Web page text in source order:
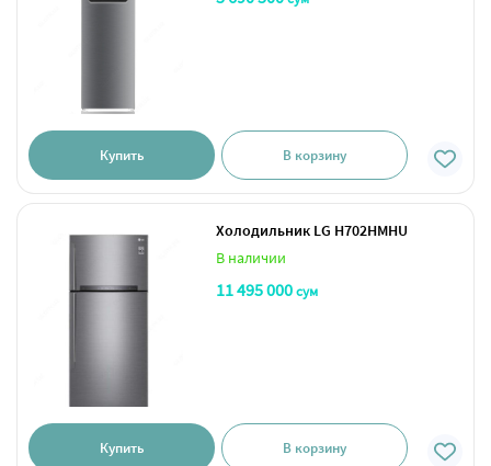
Купить В корзину
Холодильник LG H702HMHU
В наличии
11 495 000сум
Купить В корзину